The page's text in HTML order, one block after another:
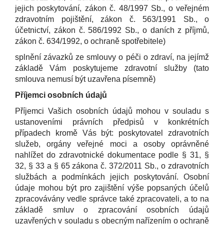
jejich poskytování, zákon č. 48/1997 Sb., o veřejném
zdravotním pojištění, zákon č. 563/1991 Sb., o
účetnictví, zákon č. 586/1992 Sb., o daních z příjmů,
zákon č. 634/1992, o ochraně spotřebitele)
splnění závazků ze smlouvy o péči o zdraví, na jejímž
základě Vám poskytujeme zdravotní služby (tato
smlouva nemusí být uzavřena písemně)
Příjemci osobních údajů
Příjemci Vašich osobních údajů mohou v souladu s
ustanoveními právních předpisů v konkrétních
případech kromě Vás být: poskytovatel zdravotních
služeb, orgány veřejné moci a osoby oprávněné
nahlížet do zdravotnické dokumentace podle § 31, §
32, § 33 a § 65 zákona č. 372/2011 Sb., o zdravotních
službách a podmínkách jejich poskytování. Osobní
údaje mohou být pro zajištění výše popsaných účelů
zpracovávány vedle správce také zpracovateli, a to na
základě smluv o zpracování osobních údajů
uzavřených v souladu s obecným nařízením o ochraně